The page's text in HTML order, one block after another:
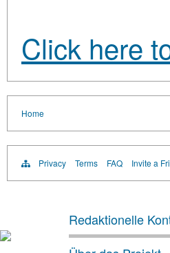
Click here
Home
Privacy Terms FAQ Invite a
Redaktionelle